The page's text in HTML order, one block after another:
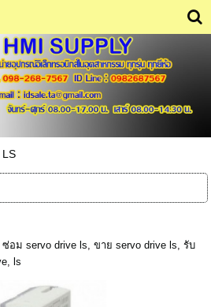
LS
ซ่อม servo drive ls ขาย servo drive ls รับ
, ls